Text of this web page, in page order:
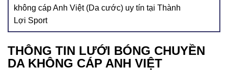
không cáp Anh Việt (Da cước) uy tín tại Thành
Lợi Sport
THÔNG TIN LƯỚI BÓNG CHUYỀN
DA KHÔNG CÁP ANH VIỆT